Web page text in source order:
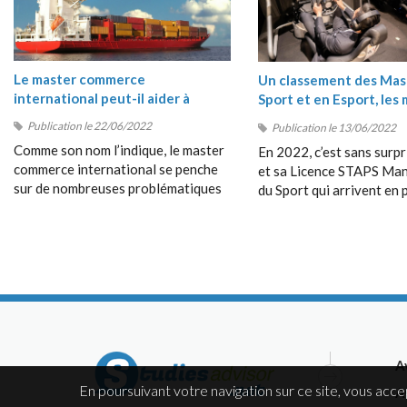
Le master commerce
international peut-il aider à
?
Publication le 22/06/2022
Comme son nom l’indique, le master
commerce international se penche
sur de nombreuses problématiques
Un classement des
Sport et en Esport, les
Publication le 13/06/2022
En 2022, c’est sans
et sa Licence STAPS
du Sport qui arrivent en
En poursuivant votre navigation sur ce site, vous